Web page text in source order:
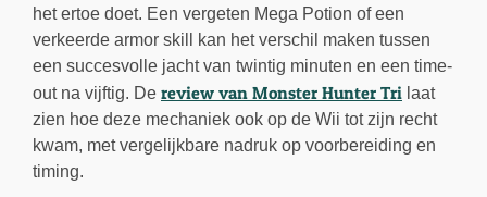
het ertoe doet. Een vergeten Mega Potion of een
verkeerde armor skill kan het verschil maken tussen
een succesvolle jacht van twintig minuten en een time-
out na vijftig. De review van Monster Hunter Tri laat
zien hoe deze mechaniek ook op de Wii tot zijn recht
kwam, met vergelijkbare nadruk op voorbereiding en
timing.